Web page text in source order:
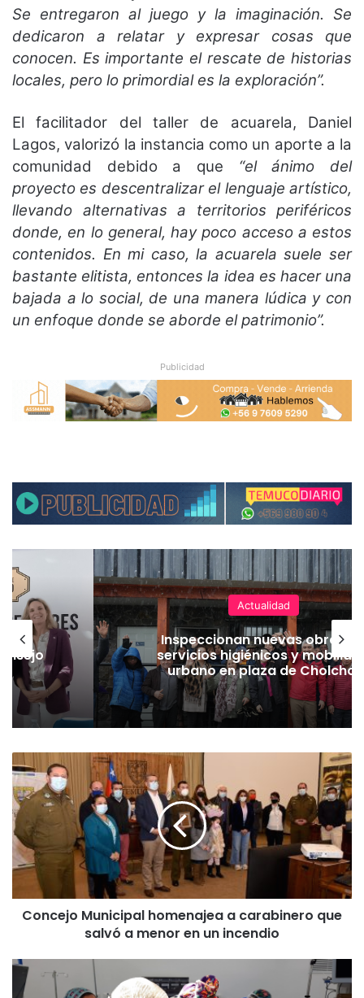
Se entregaron al juego y la imaginación. Se
dedicaron a relatar y expresar cosas que
conocen. Es importante el rescate de historias
locales, pero lo primordial es la exploración”.
El facilitador del taller de acuarela, Daniel
Lagos, valorizó la instancia como un aporte a la
comunidad debido a que “el ánimo del
proyecto es descentralizar el lenguaje artístico,
llevando alternativas a territorios periféricos
donde, en lo general, hay poco acceso a estos
contenidos. En mi caso, la acuarela suele ser
bastante elitista, entonces la idea es hacer una
bajada a lo social, de una manera lúdica y con
un enfoque donde se aborde el patrimonio”.
Publicidad
Actualidad
Inspeccionan nuevas obras
servicios higiénicos y
urbano en plaza de Cholchol
o
n
c
e
j
o
u
i
Concejo Municipal homenajea a carabinero que
salvó a menor en un incendio
C